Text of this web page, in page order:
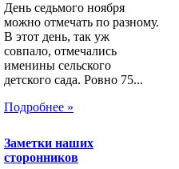
День седьмого ноября
можно отмечать по разному.
В этот день, так уж
совпало, отмечались
именины сельского
детского сада. Ровно 75...
Подробнее »
Заметки наших
сторонников